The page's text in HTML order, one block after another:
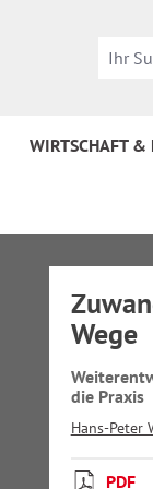
WIRTSCHAFT
Wege
die Praxis
Hans-Peter
PDF